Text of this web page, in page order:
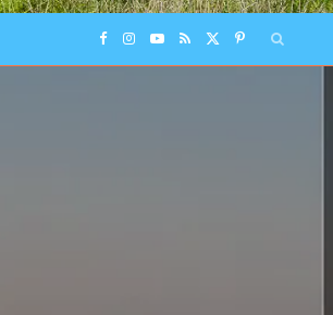
F I Y R P